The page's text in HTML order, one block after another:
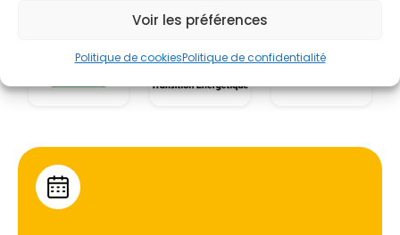
Voir les préférences
Politique de cookiesPolitique de confidentialité